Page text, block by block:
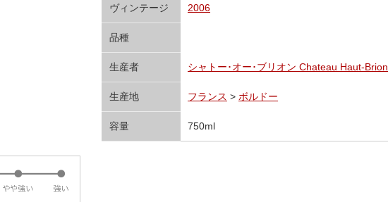
ヴィンテージ 2006
品種
生産者 シャトー･オー･ブリオン Chateau Haut-Brion
生産地 フランス > ボルドー
容量 750ml